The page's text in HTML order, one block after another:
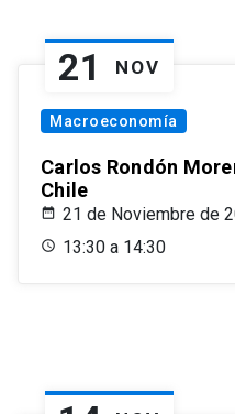
21 NOV
Macroeconomía
Carlos Rondón
Chile
21 de Noviembre de
13:30 a 14:30